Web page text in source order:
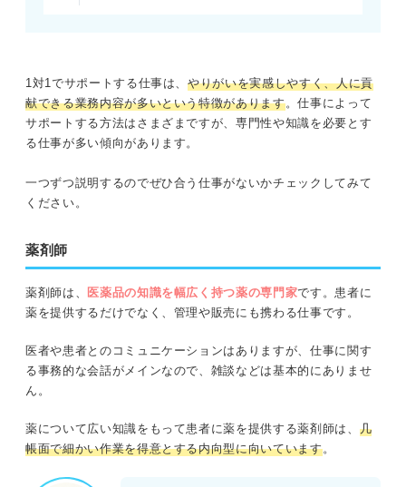
1対1でサポートする仕事は、やりがいを実感しやすく、人に貢
献できる業務内容が多いという特徴があります。仕事によって
サポートする方法はさまざまですが、専門性や知識を必要とす
る仕事が多い傾向があります。
一つずつ説明するのでぜひ合う仕事がないかチェックしてみて
ください。
薬剤師
薬剤師は、 医薬品の知識を幅広く持つ薬の専門家です。患者に
薬を提供するだけでなく、管理や販売にも携わる仕事です。
医者や患者とのコミュニケーションはありますが、仕事に関す
る事務的な会話がメインなので、雑談などは基本的にありませ
ん。
薬について広い知識をもって患者に薬を提供する薬剤師は、 几
帳面で細かい作業を得意とする内向型に向いています。